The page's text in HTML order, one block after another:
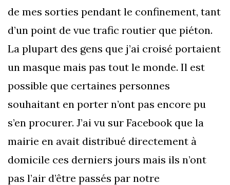
de mes sorties pendant le confinement, tant
d’un point de vue trafic routier que piéton.
La plupart des gens que j’ai croisé portaient
un masque mais pas tout le monde. Il est
possible que certaines personnes
souhaitant en porter n’ont pas encore pu
s’en procurer. J’ai vu sur Facebook que la
mairie en avait distribué directement à
domicile ces derniers jours mais ils n’ont
pas l’air d’être passés par notre